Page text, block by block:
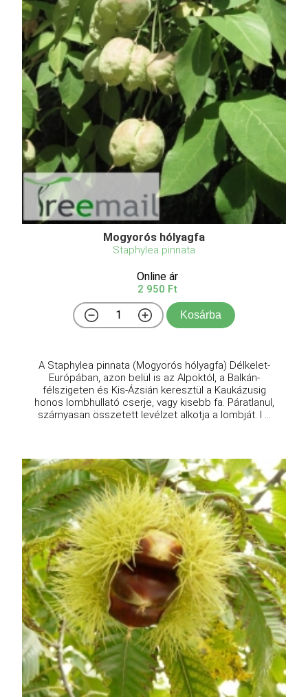
Mogyorós hólyagfa
Staphylea pinnata
Online ár
2 950 Ft
Kosárba
A Staphylea pinnata (Mogyorós hólyagfa) Délkelet-
Európában, azon belül is az Alpoktól, a Balkán-
félszigeten és Kis-Ázsián keresztül a Kaukázusig
honos lombhullató cserje, vagy kisebb fa. Páratlanul,
szárnyasan összetett levélzet alkotja a lombját. I ...